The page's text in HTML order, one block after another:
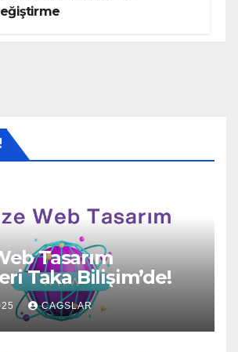
Tasarım
Taka Bilişim’de!
CAGSLAR